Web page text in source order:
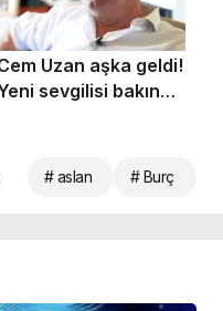
# aslan # Burç